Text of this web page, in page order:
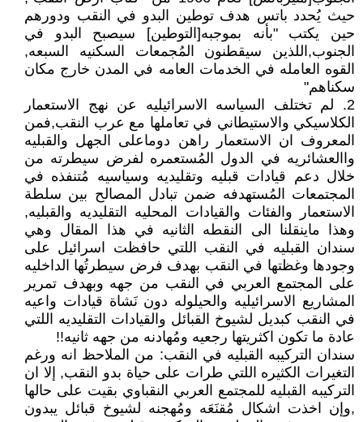
حيث يُحدد باتس هدف توطين البدو في النقب ودورهم
حين يكتب "بأنه بموجبه[التوطين] سيصبح البدو في
الجنوب,اللذين سيقطنون المُجمعات السكنيه السبعه,
القوه العامله في الخدمات العامه في المدن خارج مكان
سكناهم"
2. لم تختلف السياسه الاسرائيليه عن نهج الاستعمار
الكلاسيكي والاستيطاني في تعاملها مع عرب النقب,فمن
المعروف ان الاستعمار راهن دوماعلى الجهل والقبليه
واالعشائريه في الدول المُستعمره لفرض سيطرته من
خلال دعم قيادات قبليه وتقليديه وسياسيه مُتنفذه في
المجتمعات المُستهدفه ضمن تبادل المصالح بين سلطة
الاستعمار والفئات والقيادات المحليه التقليديه والقبليه,
وهذا ماينقلنا الى النقطه الثانيه في هذا المقال وهي
سندان القبليه في النقب اللتي حافظت اسرائيل على
وجودها وغظتها في النقب بهدف فرض سيطرتُها الداخليه
على المجتمع العربي في النقب من جهه وبهدف تمرير
المشاريع الاسرائيليه والحيلوله دون نَشاة قيادات واعيه
في النقب كبديل لشيوخ القبائل والقيادات التقليديه اللتي
عادة ما تكون اكثريتها رجعيه ومُهادنه من جهه ثانيه!!
سندان التركيبه القبليه في النقب: من الملاحظ انه ورغم
التغيرات الكثيره اللتي طرات على حياة بدو النقب, إلا ان
التركيبه القبليه للمجتمع العربي النقباوي بقيت على حالها
,وإن اخذت اشكال مُقنَعَه ومُهجنه لشيوخ قبائل يبدون